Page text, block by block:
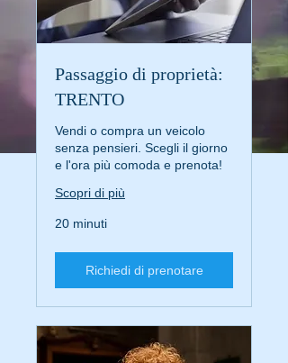
Passaggio di proprietà:
TRENTO
Vendi o compra un veicolo
senza pensieri. Scegli il giorno
e l'ora più comoda e prenota!
Scopri di più
20 minuti
Richiedi di prenotare